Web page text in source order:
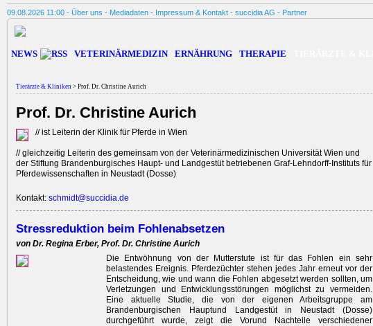
09.08.2026 11:00 - Über uns - Mediadaten - Impressum & Kontakt - succidia AG - Partner
NEWS VETERINÄRMEDIZIN ERNÄHRUNG THERAPIE
Tierärzte & Kliniken > Prof. Dr. Christine Aurich
Prof. Dr. Christine Aurich
// ist Leiterin der Klinik für Pferde in Wien
// gleichzeitig Leiterin des gemeinsam von der Veterinärmedizinischen Universität Wien und
der Stiftung Brandenburgisches Haupt- und Landgestüt betriebenen Graf-Lehndorff-Instituts für
Pferdewissenschaften in Neustadt (Dosse)
Kontakt: schmidt@succidia.de
Stressreduktion beim Fohlenabsetzen
von Dr. Regina Erber, Prof. Dr. Christine Aurich
Die Entwöhnung von der Mutterstute ist für das Fohlen ein sehr
belastendes Ereignis. Pferdezüchter stehen jedes Jahr erneut vor der
Entscheidung, wie und wann die Fohlen abgesetzt werden sollten, um
Verletzungen und Entwicklungsstörungen möglichst zu vermeiden.
Eine aktuelle Studie, die von der eigenen Arbeitsgruppe am
Brandenburgischen Hauptund Landgestüt in Neustadt (Dosse)
durchgeführt wurde, zeigt die Vorund Nachteile verschiedener